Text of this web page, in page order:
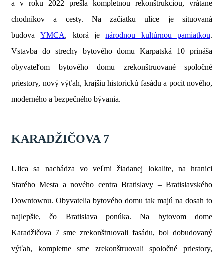
a v roku 2022 prešla kompletnou rekonštrukciou, vrátane
chodníkov a cesty. Na začiatku ulice je situovaná
budovaYMCA, ktorá jenárodnou kultúrnou pamiatkou.
Vstavba do strechy bytového domu Karpatská 10 prináša
obyvateľom bytového domu zrekonštruované spoločné
priestory, nový výťah, krajšiu historickú fasádu a pocit nového,
moderného a bezpečného bývania.
KARADŽIČOVA 7
Ulica sa nachádza vo veľmi žiadanej lokalite, na hranici
Starého Mesta a nového centra Bratislavy – Bratislavského
Downtownu. Obyvatelia bytového domu tak majú na dosah to
najlepšie, čo Bratislava ponúka. Na bytovom dome
Karadžičova 7 sme zrekonštruovali fasádu, bol dobudovaný
výťah, kompletne sme zrekonštruovali spoločné priestory,